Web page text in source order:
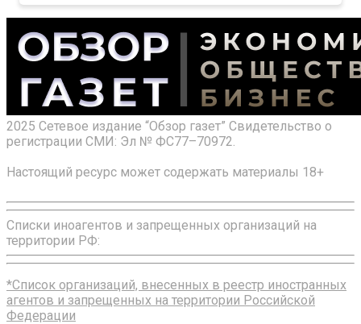
2025 Сетевое издание “Обзор газет” Свидетельство о
регистрации СМИ: Эл № ФС77–70972.
Настоящий ресурс может содержать материалы 18+
Списки иноагентов и запрещенных организаций на
территории РФ:
*Список организаций, внесенных в реестр иностранных
агентов и запрещенных на территории Российской
Федерации